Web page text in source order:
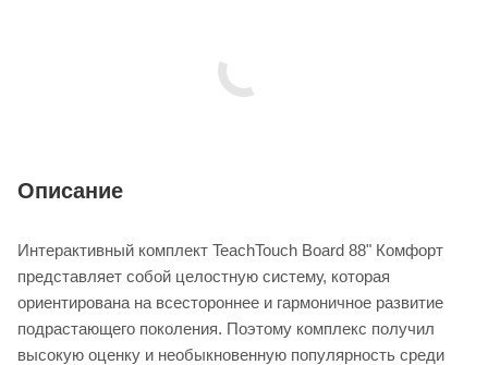
Описание
Интерактивный комплект TeachTouch Board 88" Комфорт
представляет собой целостную систему, которая
ориентирована на всестороннее и гармоничное развитие
подрастающего поколения. Поэтому комплекс получил
высокую оценку и необыкновенную популярность среди